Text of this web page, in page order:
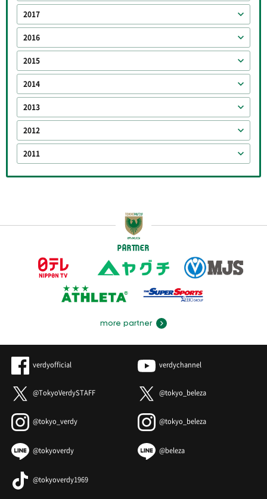
2017
2016
2015
2014
2013
2012
2011
PARTNER
more partner
verdyofficial verdychannel
@TokyoVerdySTAFF @tokyo_beleza
@tokyo_verdy @tokyo_beleza
@tokyoverdy @beleza
@tokyoverdy1969